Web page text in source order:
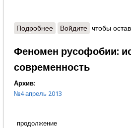
Подробнеео Евгений Тарасов -
Войдите чтобы
Феномен русофобии:
современность
Архив:
№4 апрель 2013
продолжение